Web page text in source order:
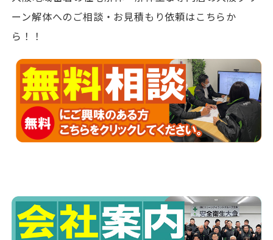
ーン解体へのご相談・お見積もり依頼はこちらか
ら！！